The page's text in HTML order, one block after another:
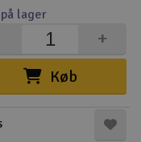
Køb
+
lager